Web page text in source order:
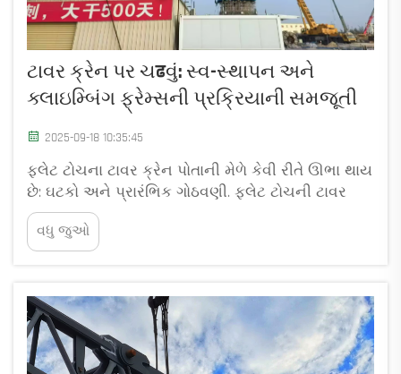
ટાવર ક્રેન પર ચढવું: સ્વ-સ્થાપન અને
ક્લાઇમ્બિંગ ફ્રેમ્સની પ્રક્રિયાની સમજૂતી
2025-09-18 10:35:45
ફ્લેટ ટોચના ટાવર ક્રેન પોતાની મેળે કેવી રીતે ઊભા થાય
છે: ઘટકો અને પ્રારંભિક ગોઠવણી. ફ્લેટ ટોચની ટાવર
ક્રેન પોતાની મેળે ઊભી રહી શકે છે, આનું કારણ એ છે કે
તેમાં હાઇડ્રૉલિક સિસ્ટમ બિલ્ટ-ઇન હોય છે, જે...
વધુ જુઓ